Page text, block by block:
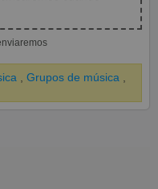
, Grupos de música ,